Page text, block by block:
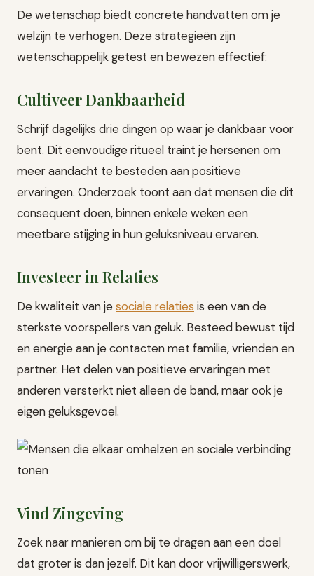
De wetenschap biedt concrete handvatten om je
welzijn te verhogen. Deze strategieën zijn
wetenschappelijk getest en bewezen effectief:
Cultiveer Dankbaarheid
Schrijf dagelijks drie dingen op waar je dankbaar voor
bent. Dit eenvoudige ritueel traint je hersenen om
meer aandacht te besteden aan positieve
ervaringen. Onderzoek toont aan dat mensen die dit
consequent doen, binnen enkele weken een
meetbare stijging in hun geluksniveau ervaren.
Investeer in Relaties
De kwaliteit van jesociale relaties is een van de
sterkste voorspellers van geluk. Besteed bewust tijd
en energie aan je contacten met familie, vrienden en
partner. Het delen van positieve ervaringen met
anderen versterkt niet alleen de band, maar ook je
eigen geluksgevoel.
Vind Zingeving
Zoek naar manieren om bij te dragen aan een doel
dat groter is dan jezelf. Dit kan door vrijwilligerswerk,